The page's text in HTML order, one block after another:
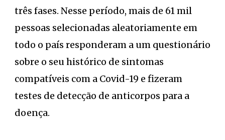
três fases. Nesse período, mais de 61 mil
pessoas selecionadas aleatoriamente em
todo o país responderam a um questionário
sobre o seu histórico de sintomas
compatíveis com a Covid-19 e fizeram
testes de detecção de anticorpos para a
doença.